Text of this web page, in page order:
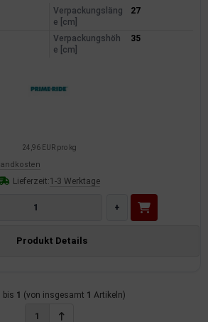
Verpackungsläng
e [cm]
27
Verpackungshöh
e [cm]
35
24,96 EUR pro kg
Lieferzeit:1-3 Werktage
+
Produkt Details
bis 1 (von insgesamt 1 Artikeln)
1